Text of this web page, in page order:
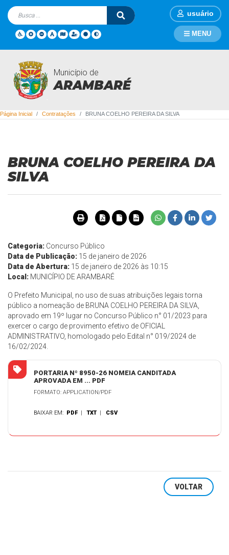
usuário
Município de
ARAMBARÉ
MENU
Contratações
Página Inicial Contratações BRUNA COELHO PEREIRA DA SILVA
BRUNA COELHO PEREIRA DA
SILVA
Categoria: Concurso Público
Data de Publicação: 15 de janeiro de 2026
Data de Abertura: 15 de janeiro de 2026 às 10:15
Local: MUNICÍPIO DE ARAMBARÉ
O Prefeito Municipal, no uso de suas atribuições legais torna
público a nomeação de BRUNA COELHO PEREIRA DA SILVA,
aprovado em 19º lugar no Concurso Público n° 01/2023 para
exercer o cargo de provimento efetivo de OFICIAL
ADMINISTRATIVO, homologado pelo Edital n° 019/2024 de
16/02/2024.
PORTARIA Nº 8950-26 NOMEIA CANDITADA
APROVADA EM ... PDF
FORMATO: APPLICATION/PDF
BAIXAR EM: PDF |TXT | CSV
VOLTAR